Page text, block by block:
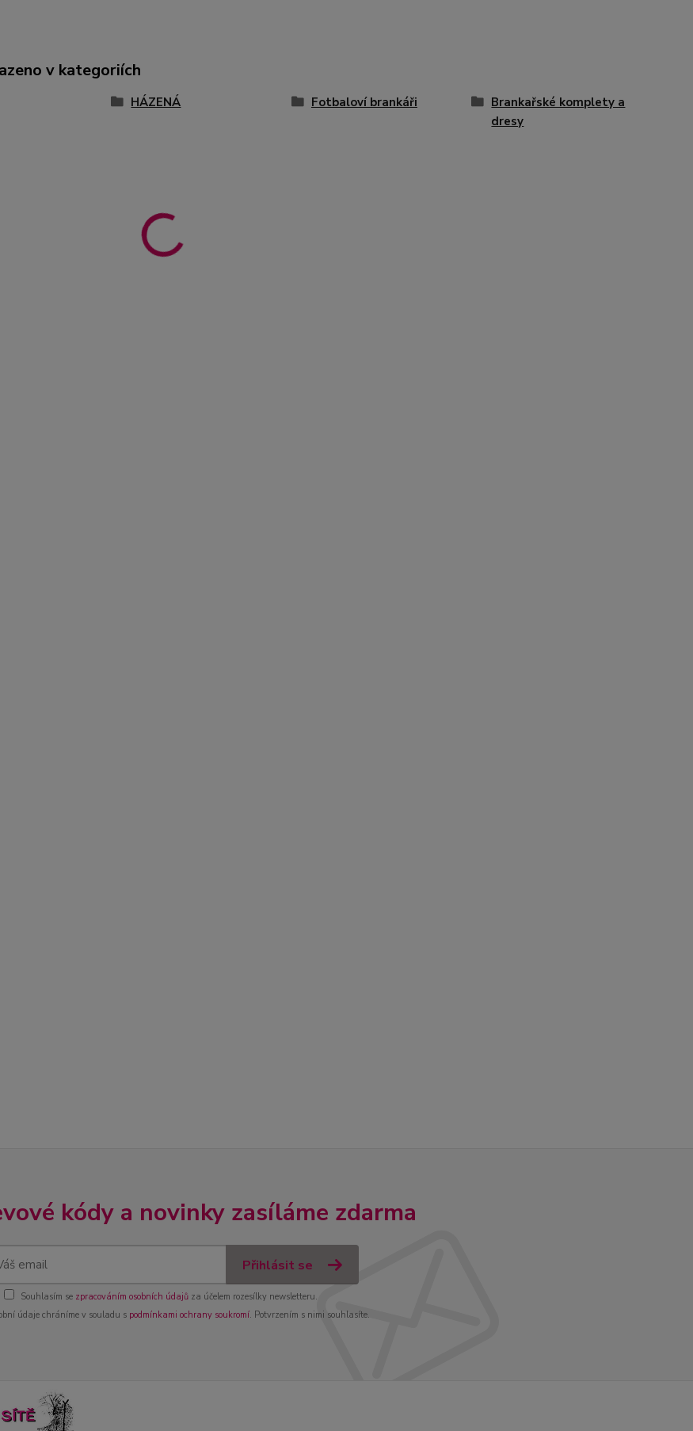
v kategoriích
HÁZENÁ Fotbaloví brankáři
Brankařské komplety a
dresy
kódy a novinky zasíláme zdarma
Přihlásit se
Souhlasím se zpracováním osobních údajů za účelem rozesílky newsletteru.
údaje chráníme v souladu s podmínkami ochrany soukromí. Potvrzením s nimi souhlasíte.